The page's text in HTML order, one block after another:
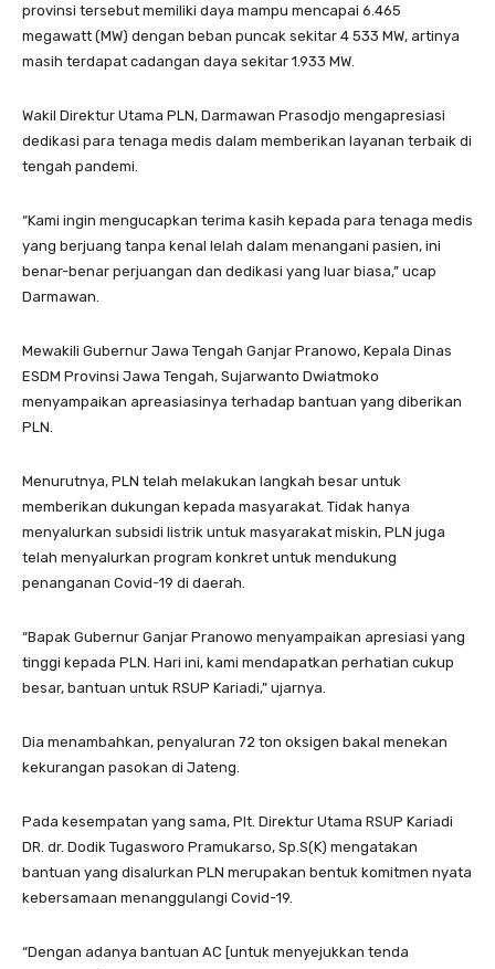
provinsi tersebut memiliki daya mampu mencapai 6.465
megawatt (MW) dengan beban puncak sekitar 4 533 MW, artinya
masih terdapat cadangan daya sekitar 1.933 MW.
Wakil Direktur Utama PLN, Darmawan Prasodjo mengapresiasi
dedikasi para tenaga medis dalam memberikan layanan terbaik di
tengah pandemi.
“Kami ingin mengucapkan terima kasih kepada para tenaga medis
yang berjuang tanpa kenal lelah dalam menangani pasien, ini
benar-benar perjuangan dan dedikasi yang luar biasa,” ucap
Darmawan.
Mewakili Gubernur Jawa Tengah Ganjar Pranowo, Kepala Dinas
ESDM Provinsi Jawa Tengah, Sujarwanto Dwiatmoko
menyampaikan apreasiasinya terhadap bantuan yang diberikan
PLN.
Menurutnya, PLN telah melakukan langkah besar untuk
memberikan dukungan kepada masyarakat. Tidak hanya
menyalurkan subsidi listrik untuk masyarakat miskin, PLN juga
telah menyalurkan program konkret untuk mendukung
penanganan Covid-19 di daerah.
“Bapak Gubernur Ganjar Pranowo menyampaikan apresiasi yang
tinggi kepada PLN. Hari ini, kami mendapatkan perhatian cukup
besar, bantuan untuk RSUP Kariadi,” ujarnya.
Dia menambahkan, penyaluran 72 ton oksigen bakal menekan
kekurangan pasokan di Jateng.
Pada kesempatan yang sama, Plt. Direktur Utama RSUP Kariadi
DR. dr. Dodik Tugasworo Pramukarso, Sp.S(K) mengatakan
bantuan yang disalurkan PLN merupakan bentuk komitmen nyata
kebersamaan menanggulangi Covid-19.
“Dengan adanya bantuan AC [untuk menyejukkan tenda